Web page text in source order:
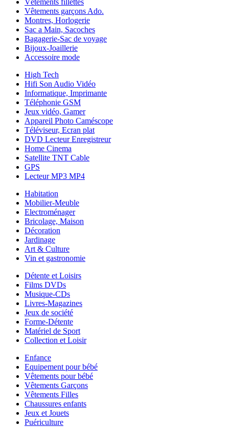
Vêtements garçons Ado.
Montres, Horlogerie
Sac a Main, Sacoches
Bagagerie-Sac de voyage
Bijoux-Joaillerie
Accessoire mode
High Tech
Hifi Son Audio Vidéo
Informatique, Imprimante
Téléphonie GSM
Jeux vidéo, Gamer
Appareil Photo Caméscope
Téléviseur, Ecran plat
DVD Lecteur Enregistreur
Home Cinema
Satellite TNT Cable
GPS
Lecteur MP3 MP4
Habitation
Mobilier-Meuble
Electroménager
Bricolage, Maison
Décoration
Jardinage
Art & Culture
Vin et gastronomie
Détente et Loisirs
Films DVDs
Musique-CDs
Livres-Magazines
Jeux de société
Forme-Détente
Matériel de Sport
Collection et Loisir
Enfance
Equipement pour bébé
Vêtements pour bébé
Vêtements Garçons
Vêtements Filles
Chaussures enfants
Jeux et Jouets
Puériculture